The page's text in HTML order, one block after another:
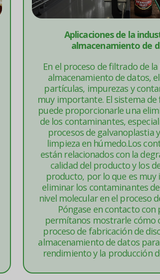
Aplicaciones de la
almacenamiento de
En el proceso de filtrado de
almacenamiento de datos,
partículas, impurezas y
muy importante. El sistema
puede proporcionarle una
de los contaminantes,
procesos de galvanoplastia
limpieza en húmedo.Los
están relacionados con la
calidad del producto y los
producto, por lo que es
eliminar los contaminantes
nivel molecular en el proceso
Póngase en contacto con
permítanos mostrarle cómo
proceso de fabricación de
almacenamiento de datos
rendimiento y la producción